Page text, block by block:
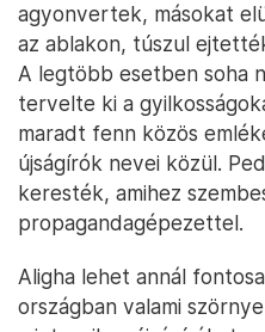
agyonvertek, másokat
az ablakon, túszul
A legtöbb esetben soha
tervelte ki a
maradt fenn közös
újságírók nevei közül.
keresték, amihez
propagandagépezettel.
Aligha lehet annál
országban valami